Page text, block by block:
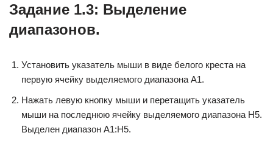
Задание 1.3: Выделение
диапазонов.
Установить указатель мыши в виде белого креста на
первую ячейку выделяемого диапазона А1.
Нажать левую кнопку мыши и перетащить указатель
мыши на последнюю ячейку выделяемого диапазона Н5.
Выделен диапазон А1:Н5.